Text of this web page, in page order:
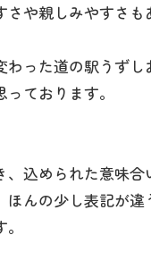
さや親しみやすさ
わった道の駅うず
ております。
、込められた意味
ほんの少し表記が違